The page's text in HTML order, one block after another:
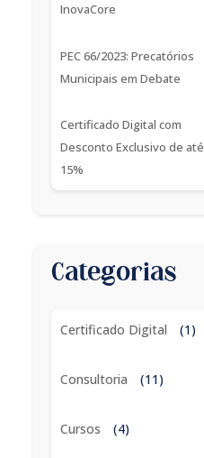
InovaCore
PEC 66/2023: Precatórios
Municipais em Debate
Certificado Digital com
Desconto Exclusivo de até
15%
Categorias
Certificado Digital (1)
Consultoria (11)
Cursos (4)